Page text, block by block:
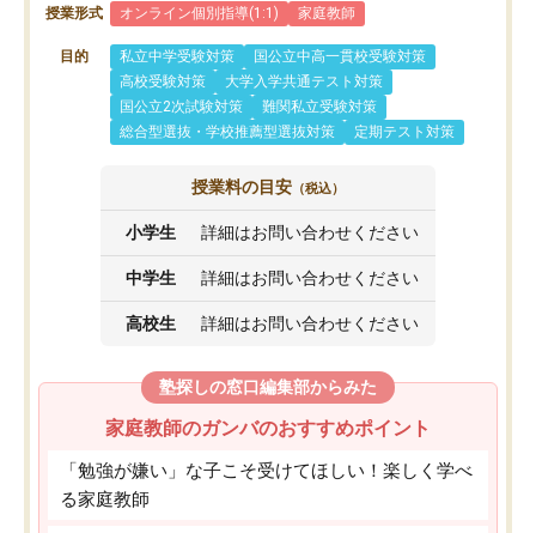
授業形式 オンライン個別指導(1:1) 家庭教師
目的 私立中学受験対策
国公立中高一貫校受験対策
高校受験対策
大学入学共通テスト対策
国公立2次試験対策
難関私立受験対策
総合型選抜・学校推薦型選抜対策
定期テスト対策
授業料の目安 （税込）
小学生 詳細はお問い合わせください
中学生 詳細はお問い合わせください
高校生 詳細はお問い合わせください
塾探しの窓口編集部からみた
家庭教師のガンバのおすすめポイント
「勉強が嫌い」な子こそ受けてほしい！楽しく学べ
る家庭教師